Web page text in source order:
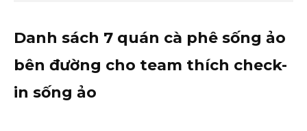
Danh sách 7 quán cà phê sống ảo
bên đường cho team thích check-
in sống ảo